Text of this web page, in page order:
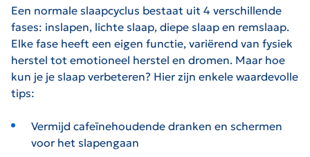
Een normale slaapcyclus bestaat uit 4 verschillende
fases: inslapen, lichte slaap, diepe slaap en remslaap.
Elke fase heeft een eigen functie, variërend van fysiek
herstel tot emotioneel herstel en dromen. Maar hoe
kun je je slaap verbeteren? Hier zijn enkele waardevolle
tips:
Vermijd cafeïnehoudende dranken en schermen
voor het slapengaan